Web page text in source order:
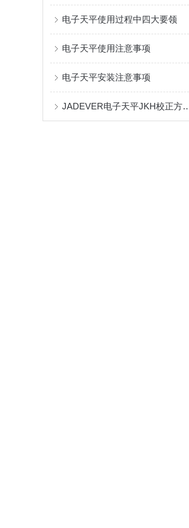
电子天平使用过程中四大要领
电子天平使用注意事项
电子天平安装注意事项
JADEVER电子天平JKH校正方